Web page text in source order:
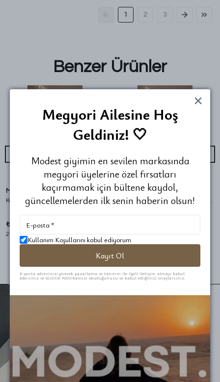
1 2 3
Benzer Ürünler
Megyori
Kadem-i Şerif Kadife Tablo
₺ 1,299.90
2 Boyut
Megyori
Osmanlı Devlet Arması Kadife Tablo
2 Boyut
Megyori Ailesine Hoş
Geldiniz! 🤍
Modest giyimin en sevilen markasında
megyori üyelerine özel fırsatları
kaçırmamak için bültene kaydol,
güncellemelerden ilk senin haberin olsun!
Kullanım Koşullarını kabul ediyorum
Kayıt Ol
E-posta adresinizi girerek pazarlama ve tanıtım ile ilgili iletişim almayı kabul
edersiniz ve Gizlilik Politikamızı okuduğunuzu ve kabul ettiğinizi onaylarsınız.